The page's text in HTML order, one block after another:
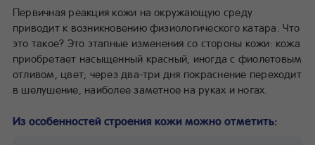
Современные рекомендации по уходу за кожей
новорождённого
Предупреждение появления сыпи у новорождённых
Первичная реакция кожи на окружающую среду
приводит к возникновению физиологического катара. Что
это такое? Это этапные изменения со стороны кожи: кожа
приобретает насыщенный красный, иногда с фиолетовым
отливом, цвет; через два-три дня покраснение переходит
в шелушение, наиболее заметное на руках и ногах.
Из особенностей строения кожи можно отметить: